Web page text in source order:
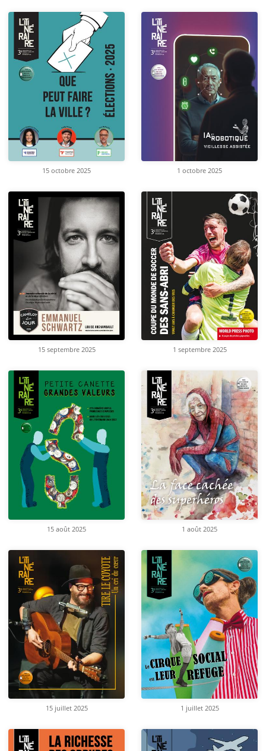
15 octobre 2025 1 octobre 2025
15 septembre 2025 1 septembre 2025
15 août 2025 1 août 2025
15 juillet 2025 1 juillet 2025